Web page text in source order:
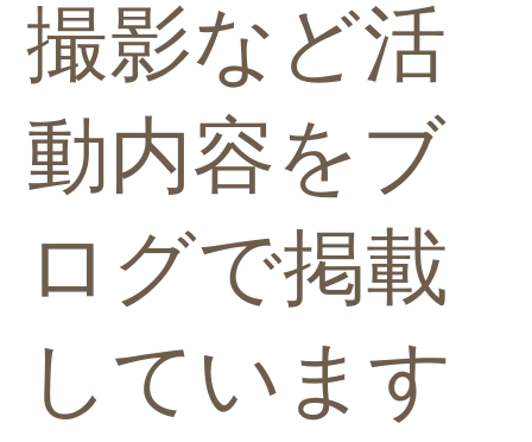
撮影など活
動内容をブ
ログで掲載
しています